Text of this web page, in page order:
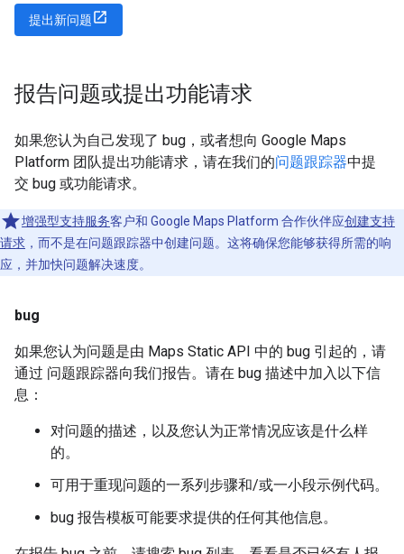
提出新问题
报告问题或提出功能请求
如果您认为自己发现了 bug，或者想向 Google Maps
Platform 团队提出功能请求，请在我们的问题跟踪器中提
交 bug 或功能请求。
增强型支持服务客户和 Google Maps Platform 合作伙伴应创建支持
请求 ，而不是在问题跟踪器中创建问题。这将确保您能够获得所需的响
应，并加快问题解决速度。
bug
如果您认为问题是由 Maps Static API 中的 bug 引起的，请
通过 问题跟踪器向我们报告。请在 bug 描述中加入以下信
息：
对问题的描述，以及您认为正常情况应该是什么样
的。
可用于重现问题的一系列步骤和/或一小段示例代码。
bug 报告模板可能要求提供的任何其他信息。